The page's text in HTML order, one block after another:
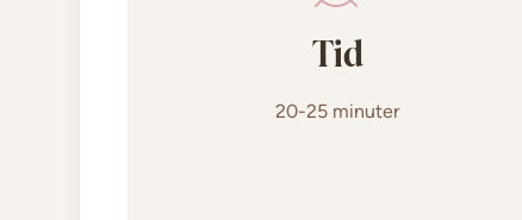
Tid
20-25 minuter